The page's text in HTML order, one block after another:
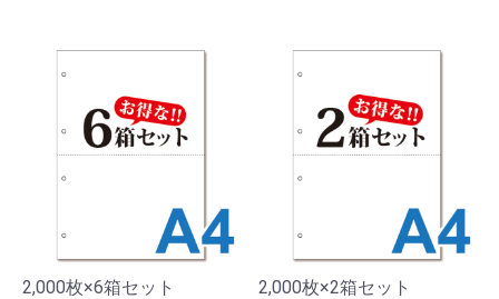
2,000枚×6箱セット 2,000枚×2箱セット